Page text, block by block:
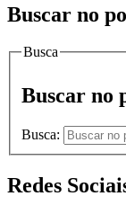
Buscar no
Busca
Buscar no
Busca:
Redes